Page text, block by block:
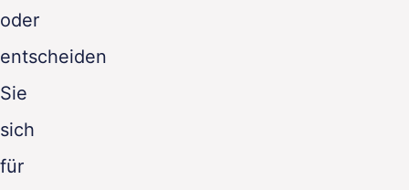
oder
entscheiden
Sie
sich
für